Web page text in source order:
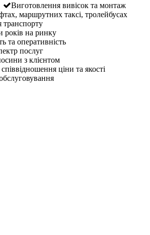
Виготовлення вивісок та монтаж
маршрутних таксі, тролейбусах
транспорту
років на ринку
та оперативність
послуг
з клієнтом
ціни та якості